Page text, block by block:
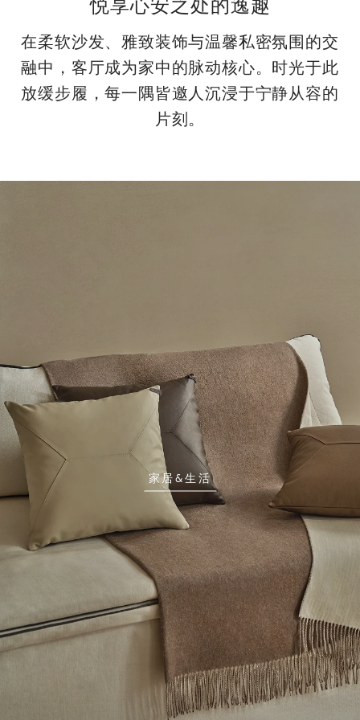
悦享心安之处的逸趣
在柔软沙发、雅致装饰与温馨私密氛围的交
融中，客厅成为家中的脉动核心。时光于此
放缓步履，每一隅皆邀人沉浸于宁静从容的
片刻。
家居&生活